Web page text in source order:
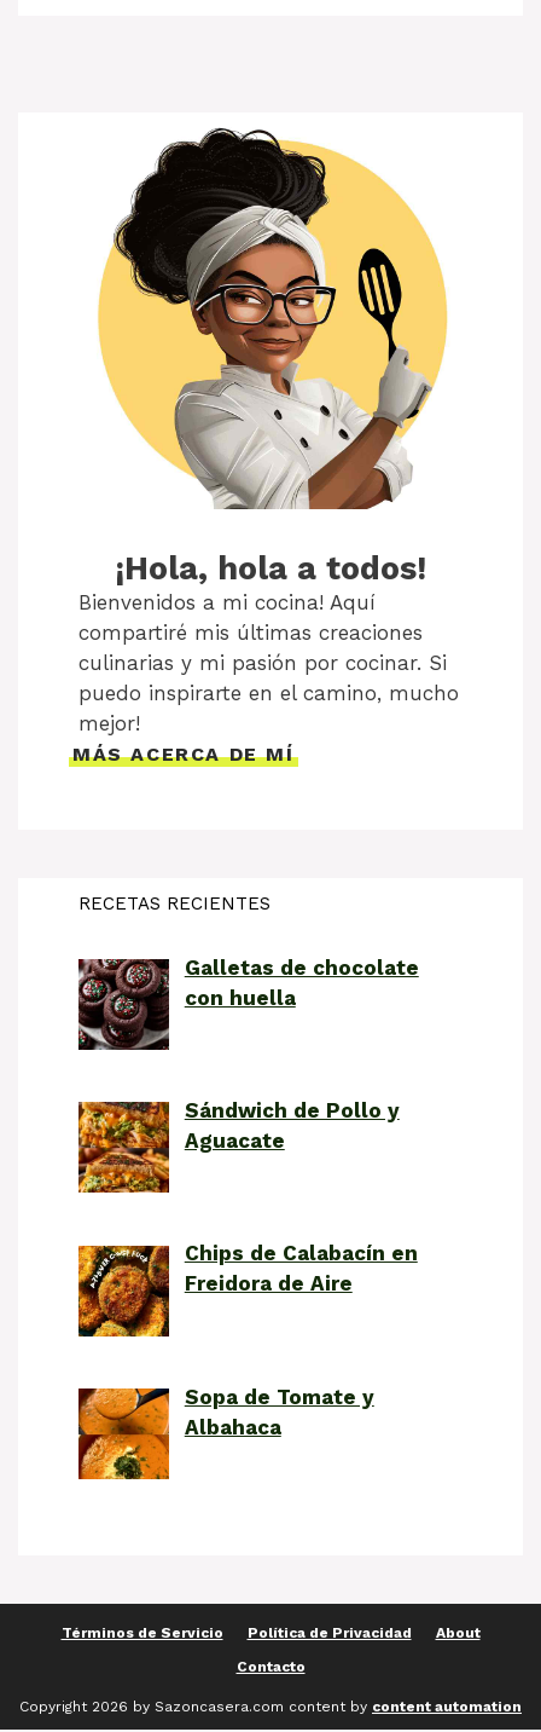
¡Hola, hola a todos!
Bienvenidos a mi cocina! Aquí
compartiré mis últimas creaciones
culinarias y mi pasión por cocinar. Si
puedo inspirarte en el camino, mucho
mejor!
MÁS ACERCA DE MÍ
RECETAS RECIENTES
Galletas de chocolate
con huella
Sándwich de Pollo y
Aguacate
Chips de Calabacín en
Freidora de Aire
Sopa de Tomate y
Albahaca
Términos de Servicio Política de Privacidad
About
Contacto
Copyright 2026 by Sazoncasera.com content by content automation